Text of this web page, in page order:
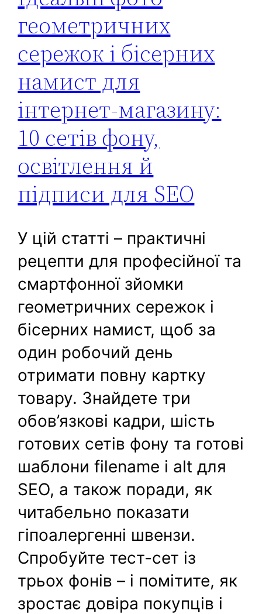
геометричних
сережок і бісерних
намист для
інтернет-магазину:
10 сетів фону,
освітлення й
підписи для SEO
У цій статті – практичні
рецепти для професійної та
смартфонної зйомки
геометричних сережок і
бісерних намист, щоб за
один робочий день
отримати повну картку
товару. Знайдете три
обов’язкові кадри, шість
готових сетів фону та готові
шаблони filename і alt для
SEO, а також поради, як
читабельно показати
гіпоалергенні швензи.
Спробуйте тест-сет із
трьох фонів – і помітите, як
зростає довіра покупців і